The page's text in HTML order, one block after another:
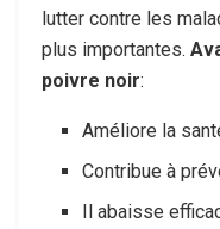
lutter contre les
plus importantes.
poivre noir:
Améliore la
Contribue à
Il abaisse